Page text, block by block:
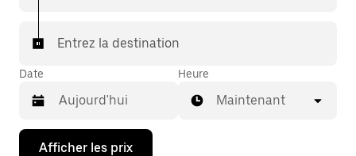
Entrez la destination
Date
Appuyez
Heure
Maintenant
Afficher les prix